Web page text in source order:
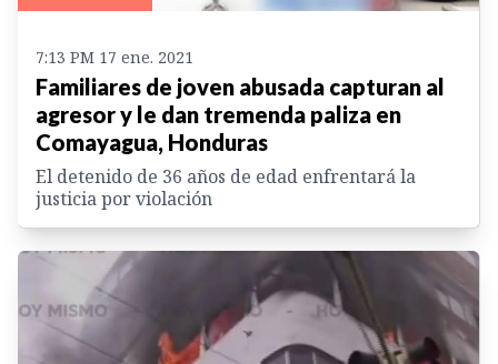
7:13 PM 17 ene. 2021
Familiares de joven abusada capturan al
agresor y le dan tremenda paliza en
Comayagua, Honduras
El detenido de 36 años de edad enfrentará la
justicia por violación